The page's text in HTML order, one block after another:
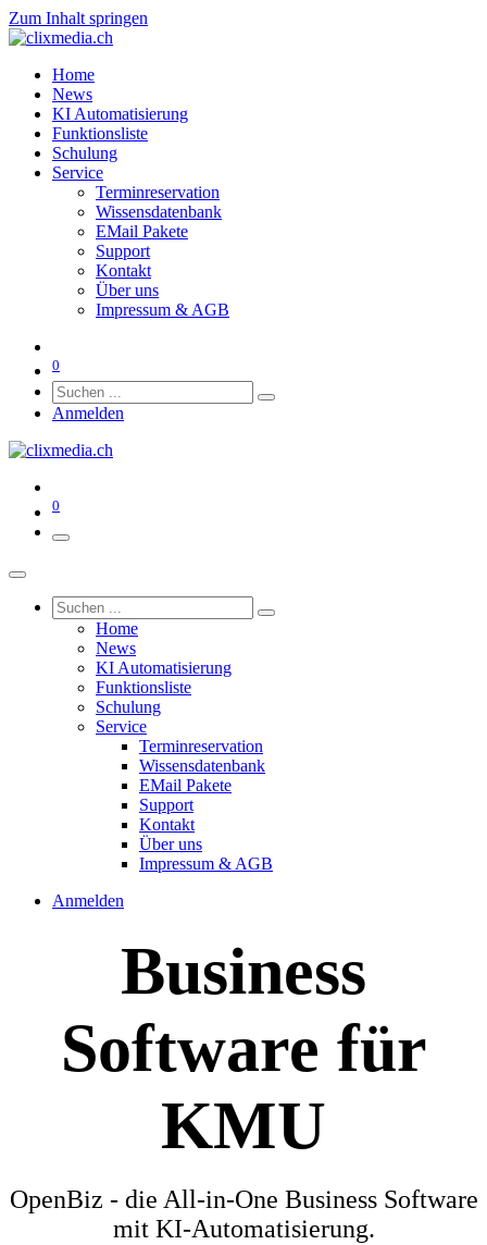
Zum Inhalt springen
Home
News
KI Automatisierung
Funktionsliste
Schulung
Service
Terminreservation
Wissensdatenbank
EMail Pakete
Support
Kontakt
Über uns
Impressum & AGB
0
Anmelden
0
Home
News
KI Automatisierung
Funktionsliste
Schulung
Service
Terminreservation
Wissensdatenbank
EMail Pakete
Support
Kontakt
Über uns
Impressum & AGB
Anmelden
Business
Software für
KMU
OpenBiz - die All-in-One Business Software
mit KI-Automatisierung.